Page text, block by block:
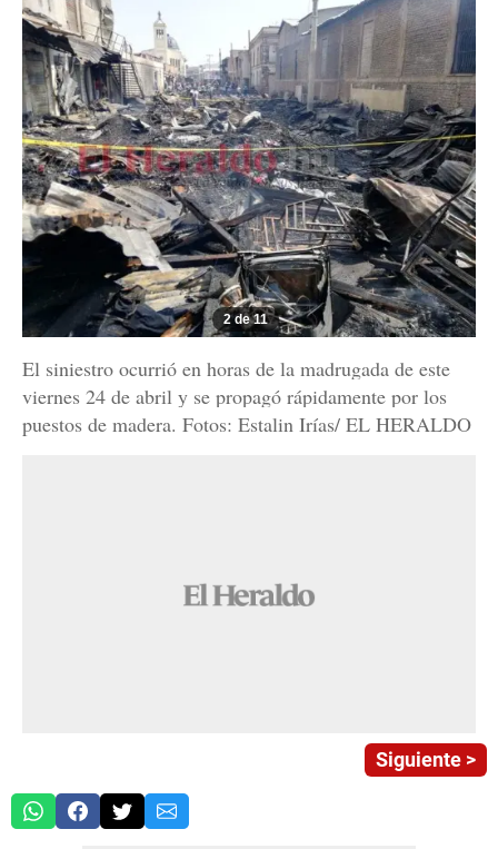
2 de 11
El siniestro ocurrió en horas de la madrugada de este
viernes 24 de abril y se propagó rápidamente por los
puestos de madera. Fotos: Estalin Irías/ EL HERALDO
Siguiente >